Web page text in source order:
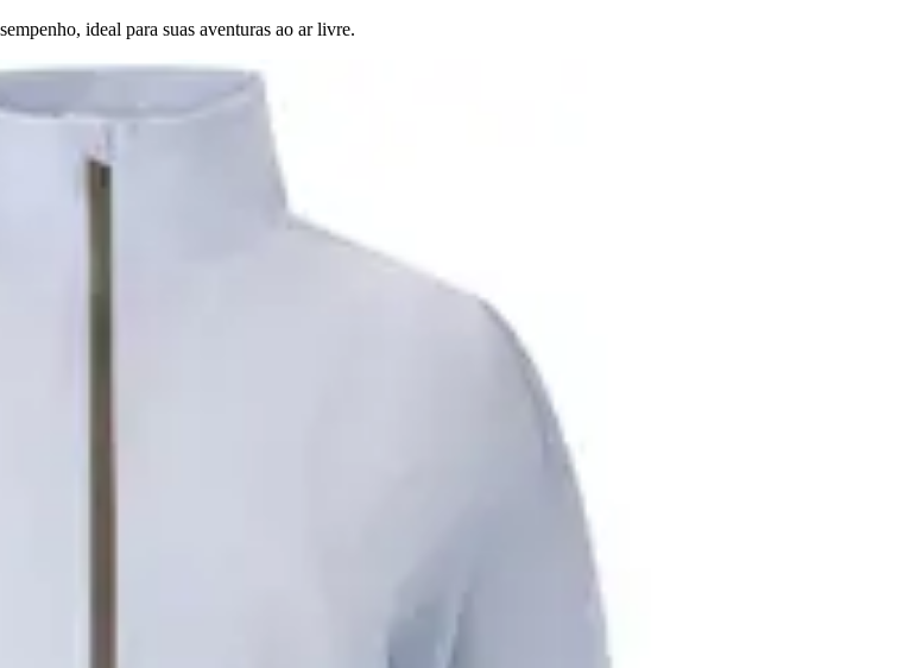
ideal para suas aventuras ao ar livre.